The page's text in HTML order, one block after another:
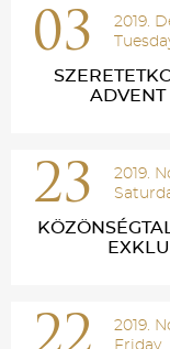
03
2019.
ADVENT
23
2019.
2019.
Friday